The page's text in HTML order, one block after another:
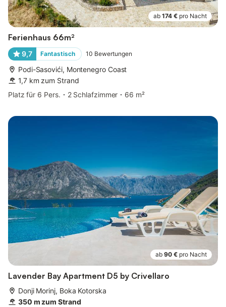
ab 174 € pro Nacht
Ferienhaus 66m²
9,7 Fantastisch 10 Bewertungen
Podi-Sasovići, Montenegro Coast
1,7 km zum Strand
Platz für 6 Pers.
2 Schlafzimmer 66 m²
ab 90 € pro Nacht
Lavender Bay Apartment D5 by Crivellaro
Donji Morinj, Boka Kotorska
350 m zum Strand